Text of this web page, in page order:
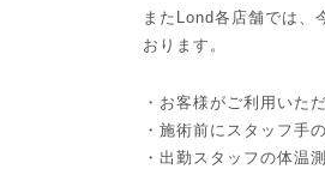
またLond各店舗では、
おります。
・お客様がご利用いた
・施術前にスタッフ手
・出勤スタッフの体温